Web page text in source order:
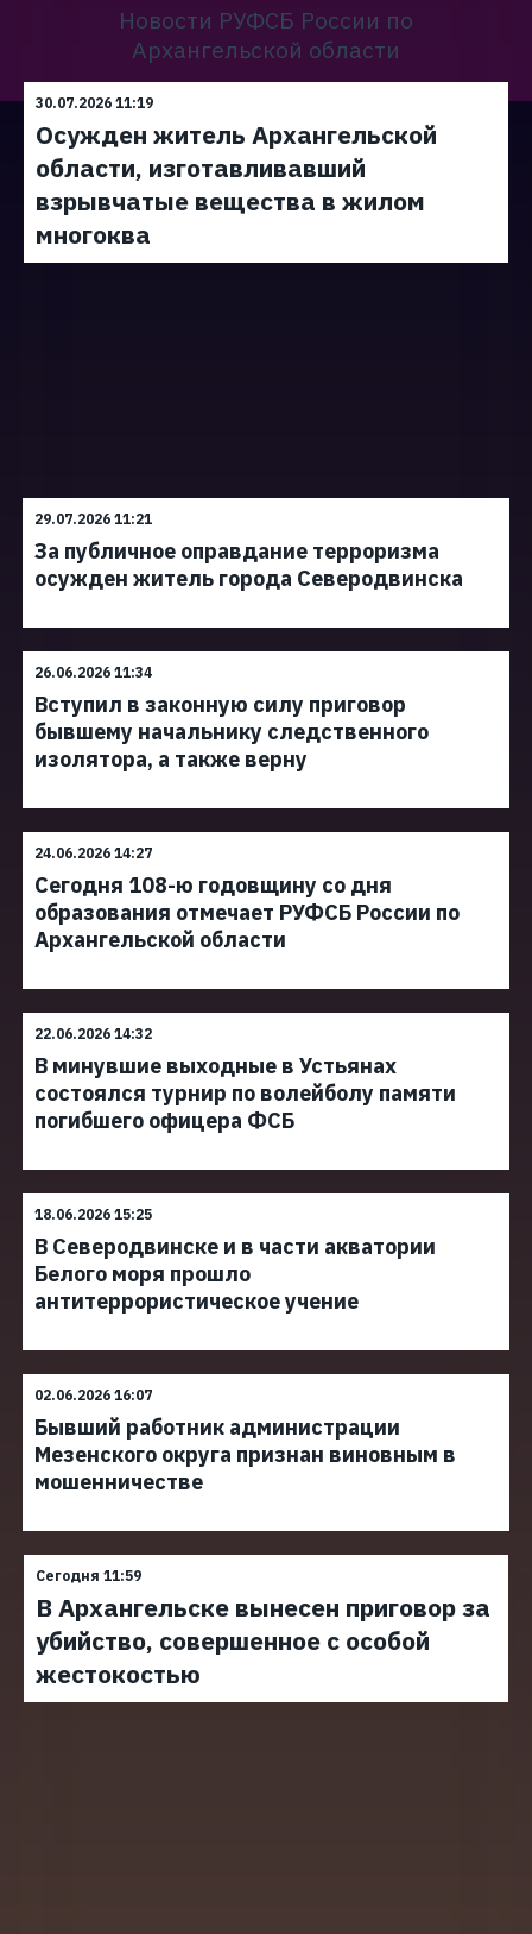
Новости РУФСБ России по
Архангельской области
30.07.2026 11:19
Осужден житель Архангельской
области, изготавливавший
взрывчатые вещества в жилом
многоква
29.07.2026 11:21
За публичное оправдание терроризма
осужден житель города Северодвинска
26.06.2026 11:34
Вступил в законную силу приговор
бывшему начальнику следственного
изолятора, а также верну
24.06.2026 14:27
Сегодня 108-ю годовщину со дня
образования отмечает РУФСБ России по
Архангельской области
22.06.2026 14:32
В минувшие выходные в Устьянах
состоялся турнир по волейболу памяти
погибшего офицера ФСБ
18.06.2026 15:25
В Северодвинске и в части акватории
Белого моря прошло
антитеррористическое учение
02.06.2026 16:07
Бывший работник администрации
Мезенского округа признан виновным в
мошенничестве
Сегодня 11:59
В Архангельске вынесен приговор за
убийство, совершенное с особой
жестокостью